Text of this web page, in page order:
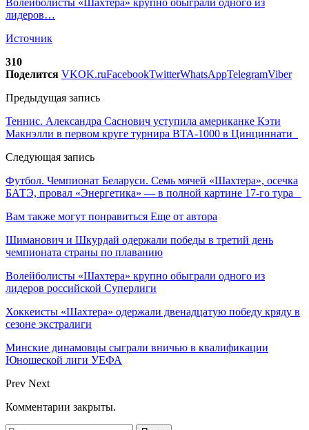
лидеров…
Источник
310
Поделится VKOK.ruFacebookTwitterWhatsAppTelegramViber
Предыдущая запись
Теннис. Александра Саснович уступила американке Кэти
Макнэлли в первом круге турнира ВТА-1000 в Цинциннати
Следующая запись
Футбол. Чемпионат Беларуси. Семь мячей «Шахтера», осечка
БАТЭ, провал «Энергетика» — в полной картине 17-го тура
Вам также могут понравиться Еще от автора
Шиманович и Шкурдай одержали победы в третий день
чемпионата страны по плаванию
Волейболисты «Шахтера» крупно обыграли одного из
лидеров российской Суперлиги
Хоккеисты «Шахтера» одержали двенадцатую победу кряду в
сезоне экстралиги
Минские динамовцы сыграли вничью в квалификации
Юношеской лиги УЕФА
Prev Next
Комментарии закрыты.